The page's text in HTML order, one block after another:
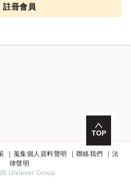
TOP
蒐集個人資料聲明 聯絡我們
法
律聲明
Unilever Group